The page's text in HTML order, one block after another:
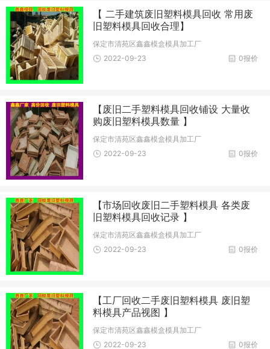
【 二手建筑废旧塑料模具回收 常用废
旧塑料模具回收合理】
保定市清苑区鑫鑫模盒模具加工厂
0报价
2022-09-23
【废旧二手塑料模具回收铺设 大量收
购废旧塑料模具数量 】
保定市清苑区鑫鑫模盒模具加工厂
0报价
2022-09-23
【市场回收废旧二手塑料模具 各类废
旧塑料模具回收记录 】
保定市清苑区鑫鑫模盒模具加工厂
0报价
2022-09-23
【工厂回收二手废旧塑料模具 废旧塑
料模具产品视图 】
保定市清苑区鑫鑫模盒模具加工厂
0报价
2022-09-23